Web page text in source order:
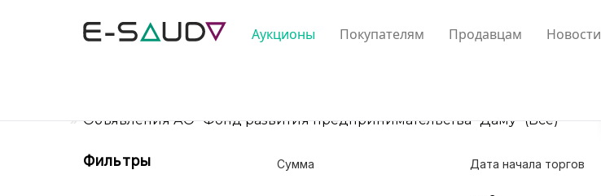
Аукционы Покупателям Продавцам Новости
Объявления АО "Фонд развития предпринимательства "Даму" (Все)
Фильтры Сумма Дата начала торгов